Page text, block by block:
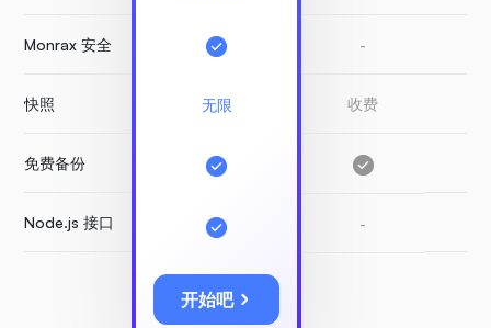
Monrax 安全
快照
免费备份
Node.js 接口
无限
开始吧
-
收费
-